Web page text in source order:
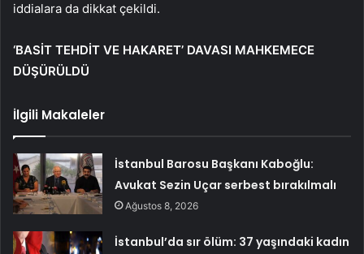
iddialara da dikkat çekildi.
‘BASİT TEHDİT VE HAKARET’ DAVASI MAHKEMECE
DÜŞÜRÜLDÜ
İlgili Makaleler
İstanbul Barosu Başkanı Kaboğlu:
Avukat Sezin Uçar serbest bırakılmalı
Ağustos 8, 2026
İstanbul’da sır ölüm: 37 yaşındaki kadın